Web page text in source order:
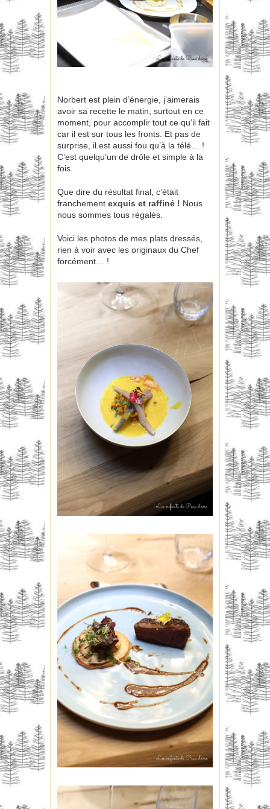
Norbert est plein d’énergie, j’aimerais
avoir sa recette le matin, surtout en ce
moment, pour accomplir tout ce qu’il fait
car il est sur tous les fronts. Et pas de
surprise, il est aussi fou qu’à la télé… !
C’est quelqu’un de drôle et simple à la
fois.
Que dire du résultat final, c’était
franchement exquis et raffiné ! Nous
nous sommes tous régalés.
Voici les photos de mes plats dressés,
rien à voir avec les originaux du Chef
forcément… !